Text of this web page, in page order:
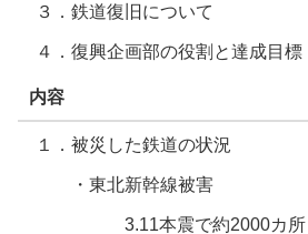
３．鉄道復旧について
４．復興企画部の役割と達成目標
内容
１．被災した鉄道の状況
・東北新幹線被害
3.11本震で約2000カ所